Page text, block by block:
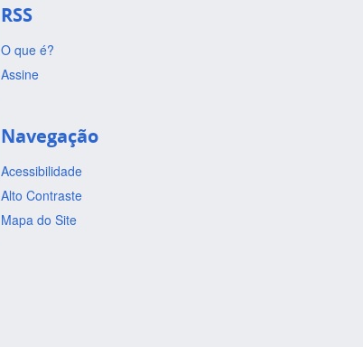
RSS
O que é?
Assine
Navegação
Acessibilidade
Alto Contraste
Mapa do Site